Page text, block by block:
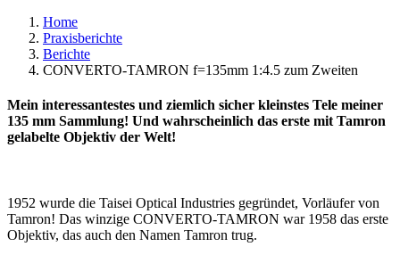
Home
Praxisberichte
Berichte
CONVERTO-TAMRON f=135mm 1:4.5 zum Zweiten
Mein interessantestes und ziemlich sicher kleinstes Tele meiner
135 mm Sammlung! Und wahrscheinlich das erste mit Tamron
gelabelte Objektiv der Welt!
1952 wurde die Taisei Optical Industries gegründet, Vorläufer von
Tamron! Das winzige CONVERTO-TAMRON war 1958 das erste
Objektiv, das auch den Namen Tamron trug.